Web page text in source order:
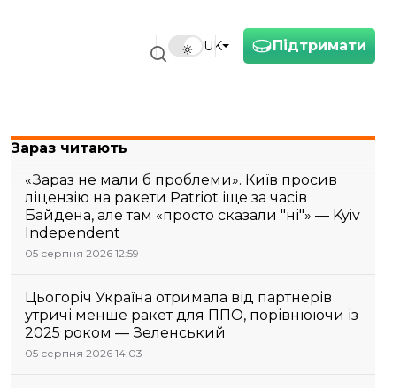
Підтримати
UK
Зараз читають
«Зараз не мали б проблеми». Київ просив
ліцензію на ракети Patriot іще за часів
Байдена, але там «просто сказали "ні"» — Kyiv
Independent
05 серпня 2026 12:59
Цьогоріч Україна отримала від партнерів
утричі менше ракет для ППО, порівнюючи із
2025 роком — Зеленський
05 серпня 2026 14:03